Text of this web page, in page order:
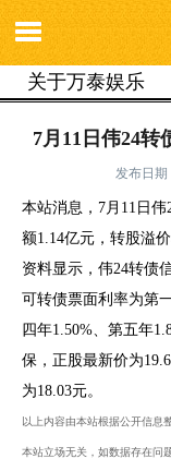
关于万泰娱乐
7月11日伟24转
发布日期
本站消息，7月11日
额1.14亿元，转股溢价
资料显示，伟24转债
可转债票面利率为第
四年1.50%、第五年
保，正股最新价为
为18.03元。
以上内容由本站根据公开信息
本站立场无关，如数据存在问